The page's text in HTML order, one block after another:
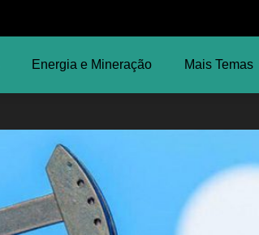
Energia e Mineração Mais Temas